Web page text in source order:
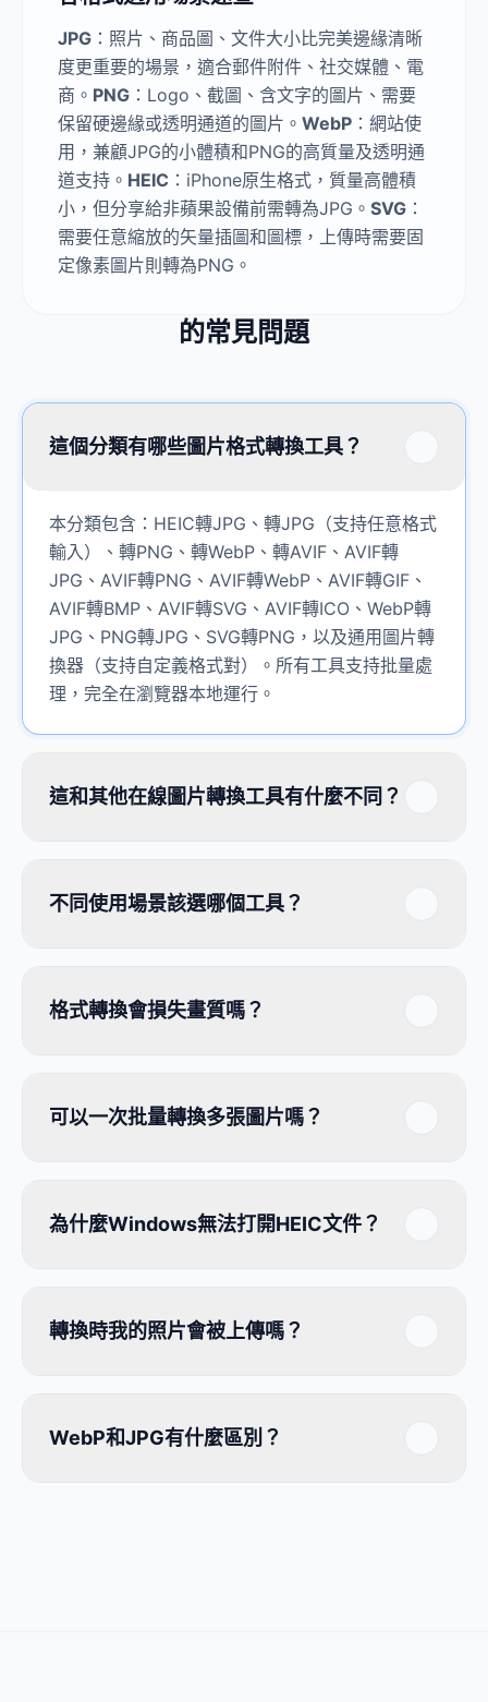
JPG ：照片、商品圖、文件大小比完美邊緣清晰
度更重要的場景，適合郵件附件、社交媒體、電
商。 PNG ：Logo、截圖、含文字的圖片、需要
保留硬邊緣或透明通道的圖片。 WebP ：網站使
用，兼顧JPG的小體積和PNG的高質量及透明通
道支持。 HEIC ：iPhone原生格式，質量高體積
小，但分享給非蘋果設備前需轉為JPG。 SVG ：
需要任意縮放的矢量插圖和圖標，上傳時需要固
定像素圖片則轉為PNG。
的常見問題
這個分類有哪些圖片格式轉換工具？
本分類包含：HEIC轉JPG、轉JPG（支持任意格式
輸入）、轉PNG、轉WebP、轉AVIF、AVIF轉
JPG、AVIF轉PNG、AVIF轉WebP、AVIF轉GIF、
AVIF轉BMP、AVIF轉SVG、AVIF轉ICO、WebP轉
JPG、PNG轉JPG、SVG轉PNG，以及通用圖片轉
換器（支持自定義格式對）。所有工具支持批量處
理，完全在瀏覽器本地運行。
這和其他在線圖片轉換工具有什麼不同？
不同使用場景該選哪個工具？
格式轉換會損失畫質嗎？
可以一次批量轉換多張圖片嗎？
為什麼Windows無法打開HEIC文件？
轉換時我的照片會被上傳嗎？
WebP和JPG有什麼區別？